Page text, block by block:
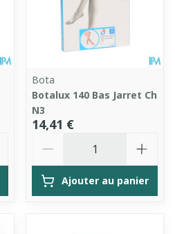
Bota
Botalux 140 Bas Jarret Ch
N3
14,41 €
Ajouter au panier